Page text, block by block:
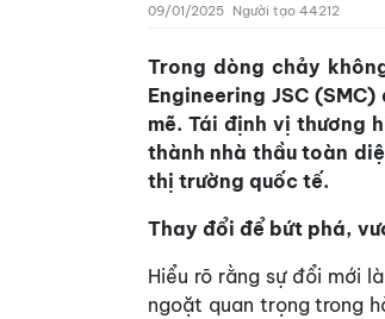
09/01/2025 Người tạo 44212
Trong dòng chảy
Engineering JSC
mẽ. Tái định vị thương
thành nhà thầu toàn
thị trường quốc tế.
Thay đổi để bứt phá,
Hiểu rõ rằng sự đổi mới
ngoặt quan trọng trong